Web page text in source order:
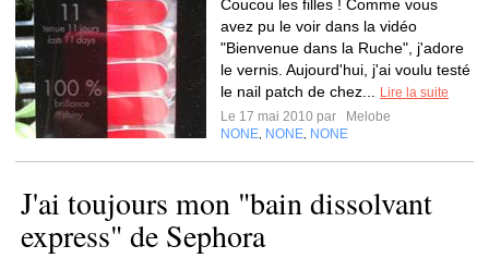
Coucou les filles ! Comme vous
avez pu le voir dans la vidéo
"Bienvenue dans la Ruche", j'adore
le vernis. Aujourd'hui, j'ai voulu testé
le nail patch de chez...
Lire la suite
Le 17 mai 2010 par
Melobe
NONE NONE NONE
J'ai toujours mon "bain dissolvant
express" de Sephora